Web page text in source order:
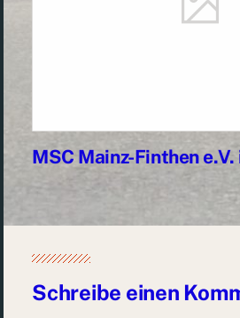
MSC Mainz-Finthen e.V.
Schreibe einen